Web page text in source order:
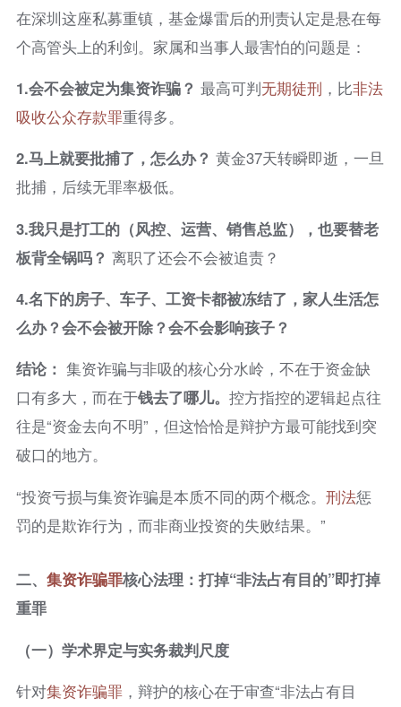
在深圳这座私募重镇，基金爆雷后的刑责认定是悬在每
个高管头上的利剑。家属和当事人最害怕的问题是：
1.会不会被定为集资诈骗？ 最高可判无期徒刑 ，比非法
吸收公众存款罪重得多。
2.马上就要批捕了，怎么办？ 黄金37天转瞬即逝，一旦
批捕，后续无罪率极低。
3.我只是打工的（风控、运营、销售总监），也要替老
板背全锅吗？ 离职了还会不会被追责？
4.名下的房子、车子、工资卡都被冻结了，家人生活怎
么办？会不会被开除？会不会影响孩子？
结论： 集资诈骗与非吸的核心分水岭，不在于资金缺
口有多大，而在于钱去了哪儿。 控方指控的逻辑起点往
往是“资金去向不明”，但这恰恰是辩护方最可能找到突
破口的地方。
“投资亏损与集资诈骗是本质不同的两个概念。 刑法惩
罚的是欺诈行为，而非商业投资的失败结果。”
二、 集资诈骗罪核心法理：打掉“非法占有目的”即打掉
重罪
（一）学术界定与实务裁判尺度
针对集资诈骗罪，辩护的核心在于审查“非法占有目